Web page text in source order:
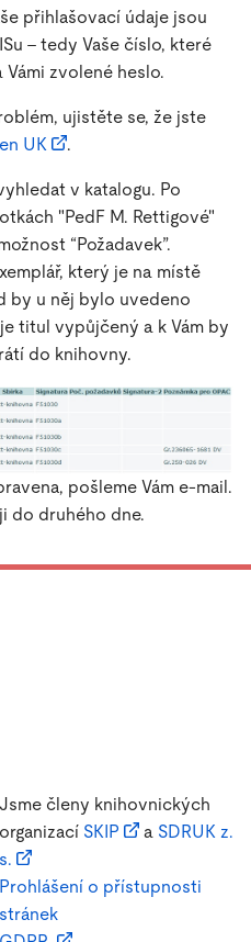
přihlašovací údaje jsou
- tedy Vaše číslo, které
zvolené heslo.
ujistěte se, že jste
UK .
v katalogu. Po
"PedF M. Rettigové"
“Požadavek”.
který je na místě
by u něj bylo uvedeno
titul vypůjčený a k Vám by
do knihovny.
pošleme Vám e-mail.
do druhého dne.
Jsme členy knihovnických
organizací SKIP a SDRUK z.
s.
Prohlášení o přístupnosti
stránek